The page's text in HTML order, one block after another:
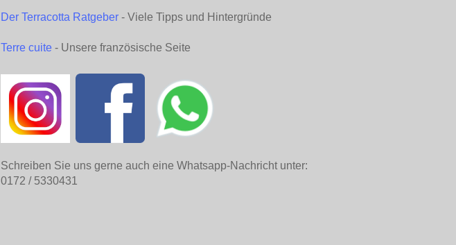
Der Terracotta Ratgeber - Viele Tipps und Hintergründe
Terre cuite - Unsere französische Seite
Schreiben Sie uns gerne auch eine Whatsapp-Nachricht unter:
0172 / 5330431